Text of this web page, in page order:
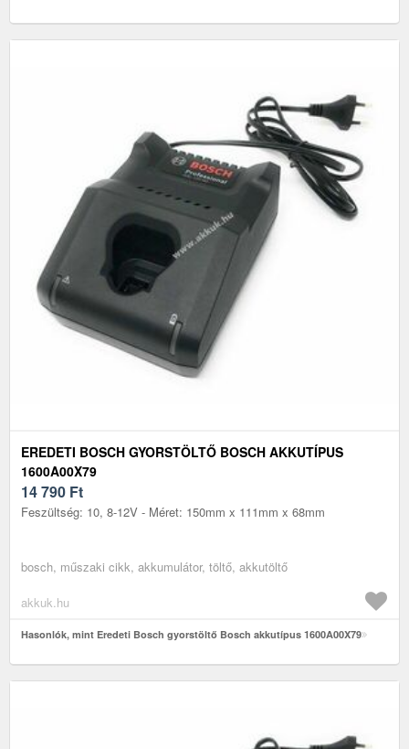
EREDETI BOSCH GYORSTÖLTŐ BOSCH AKKUTÍPUS
1600A00X79
14 790 Ft
Feszültség: 10, 8-12V - Méret: 150mm x 111mm x 68mm
bosch, műszaki cikk, akkumulátor, töltő, akkutöltő
akkuk.hu
Hasonlók, mint Eredeti Bosch gyorstöltő Bosch akkutípus 1600A00X79